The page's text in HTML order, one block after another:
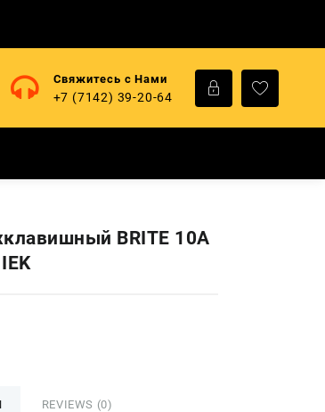
Свяжитесь с Нами
+7 (7142) 39-20-64
BRITE 10А
REVIEWS (0)